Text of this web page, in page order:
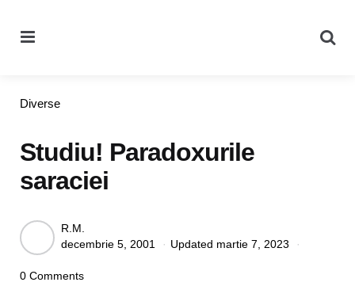
Categories
Diverse
Studiu! Paradoxurile
saraciei
Posted
by
R.M.
decembrie 5, 2001
Updated martie 7, 2023
0 Comments